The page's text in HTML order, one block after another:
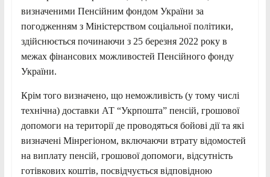
визначеними Пенсійним фондом України за
погодженням з Міністерством соціальної політики,
здійснюється починаючи з 25 березня 2022 року в
межах фінансових можливостей Пенсійного фонду
України.
Крім того визначено, що неможливість (у тому числі
технічна) доставки АТ “Укрпошта” пенсій, грошової
допомоги на території де проводяться бойові дії та які
визначені Мінрегіоном, включаючи втрату відомостей
на виплату пенсій, грошової допомоги, відсутність
готівкових коштів, посвідчується відповідною